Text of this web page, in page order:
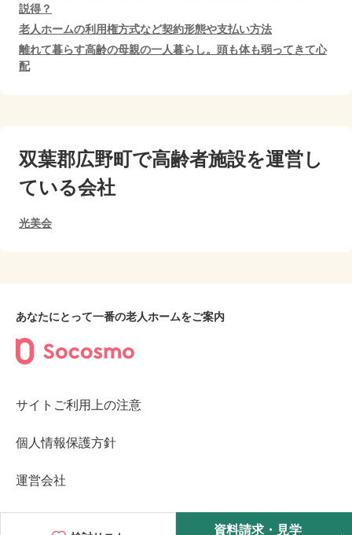
資料請求・見学
説得？
老人ホームの利用権方式など契約形態や支払い方法
離れて暮らす高齢の母親の一人暮らし。頭も体も弱ってきて心
配
双葉郡広野町で高齢者施設を運営し
ている会社
光美会
あなたにとって一番の老人ホームをご案内
サイトご利用上の注意
個人情報保護方針
運営会社
©2023︎ Socosmo Inc.